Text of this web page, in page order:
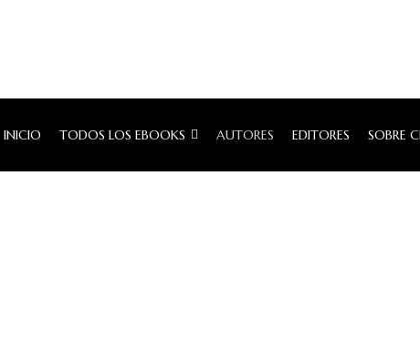
INICIO TODOS LOS EBOOKS AUTORES EDITORES SOBRE